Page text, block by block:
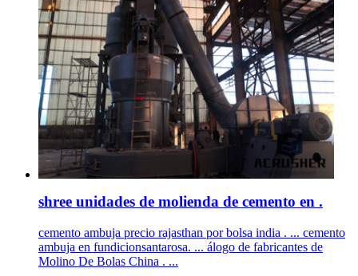
shree unidades de molienda de cemento en .
cemento ambuja precio rajasthan por bolsa india . ... cemento
ambuja en fundicionsantarosa. ... álogo de fabricantes de
Molino De Bolas China . ...